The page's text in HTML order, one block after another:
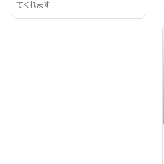
てくれます！